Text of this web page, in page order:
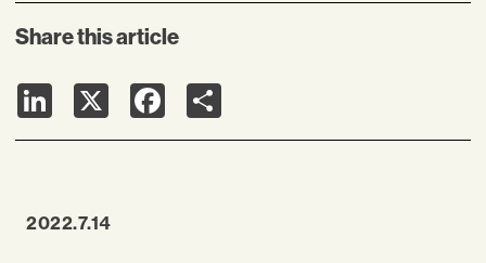
Share this article
LinkedIn Facebook
2022.7.14